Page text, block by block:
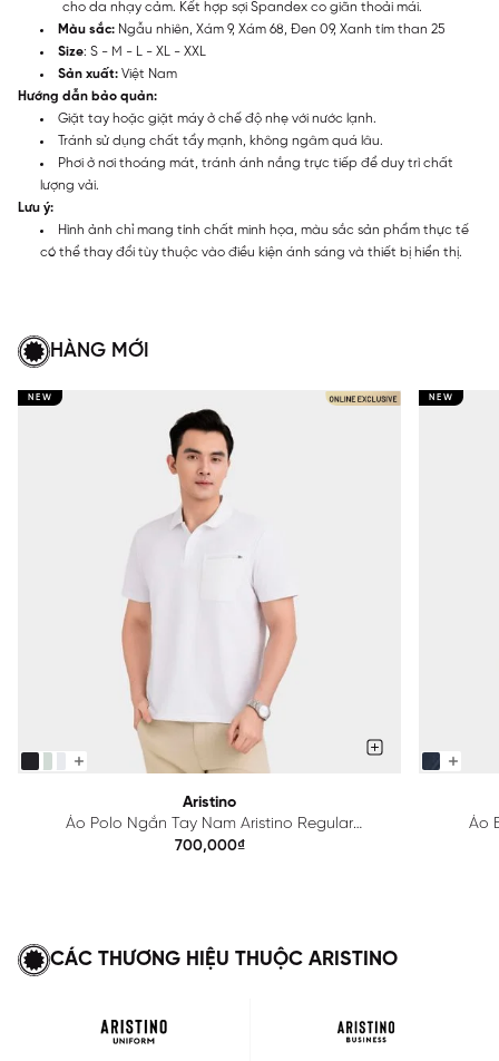
cho da nhạy cảm. Kết hợp sợi Spandex co giãn thoải mái.
Màu sắc: Ngẫu nhiên, Xám 9, Xám 68, Đen 09, Xanh tím than 25
Size: S - M - L - XL - XXL
Sản xuất: Việt Nam
Hướng dẫn bảo quản:
Giặt tay hoặc giặt máy ở chế độ nhẹ với nước lạnh.
Tránh sử dụng chất tẩy mạnh, không ngâm quá lâu.
Phơi ở nơi thoáng mát, tránh ánh nắng trực tiếp để duy trì chất
lượng vải.
Lưu ý:
Hình ảnh chỉ mang tính chất minh họa, màu sắc sản phẩm thực tế
có thể thay đổi tùy thuộc vào điều kiện ánh sáng và thiết bị hiển thị.
HÀNG MỚI
NEW
Aristino
Áo Polo Ngắn Tay Nam Aristino Regular
APS615EDP01
700,000₫
NEW
Áo
CÁC THƯƠNG HIỆU THUỘC ARISTINO